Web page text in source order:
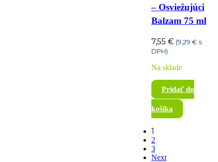
– Osviežujúci
Balzam 75 ml
7,55 € (9,29 € s
DPH)
Na sklade
Pridať do
košíka
1
2
3
Next